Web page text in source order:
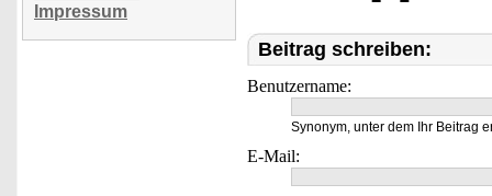
Impressum
Beitrag schreiben:
Benutzername:
Synonym, unter dem Ihr Beitrag
E-Mail: